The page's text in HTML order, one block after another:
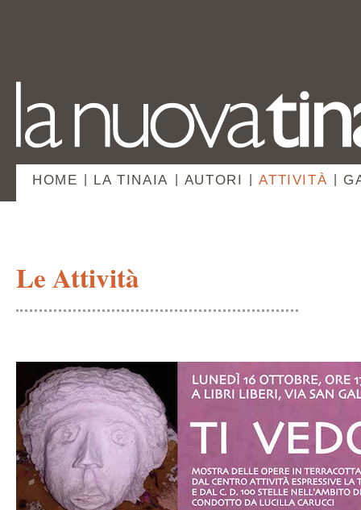
HOME LA TINAIA AUTORI ATTIVITÀ
Le Attività